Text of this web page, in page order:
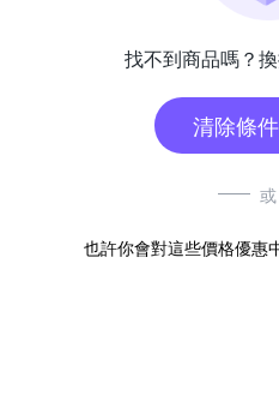
找不到商品嗎？
清除條
或
也許你會對這些價格優惠